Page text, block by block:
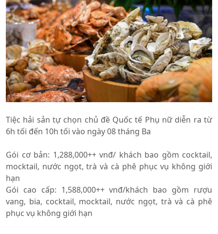
Tiệc hải sản tự chọn chủ đề Quốc tế Phụ nữ diễn ra từ
6h tối đến 10h tối vào ngày 08 tháng Ba
Gói cơ bản: 1,288,000++ vnđ/ khách bao gồm cocktail,
mocktail, nước ngọt, trà và cà phê phục vụ không giới
hạn
Gói cao cấp: 1,588,000++ vnđ/khách bao gồm rượu
vang, bia, cocktail, mocktail, nước ngọt, trà và cà phê
phục vụ không giới hạn